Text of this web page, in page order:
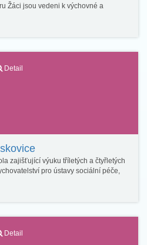
Žáci jsou vedeni k výchovné a
Detail
zajišťující výuku tříletých a čtyřletých
pro ústavy sociální péče,
Detail